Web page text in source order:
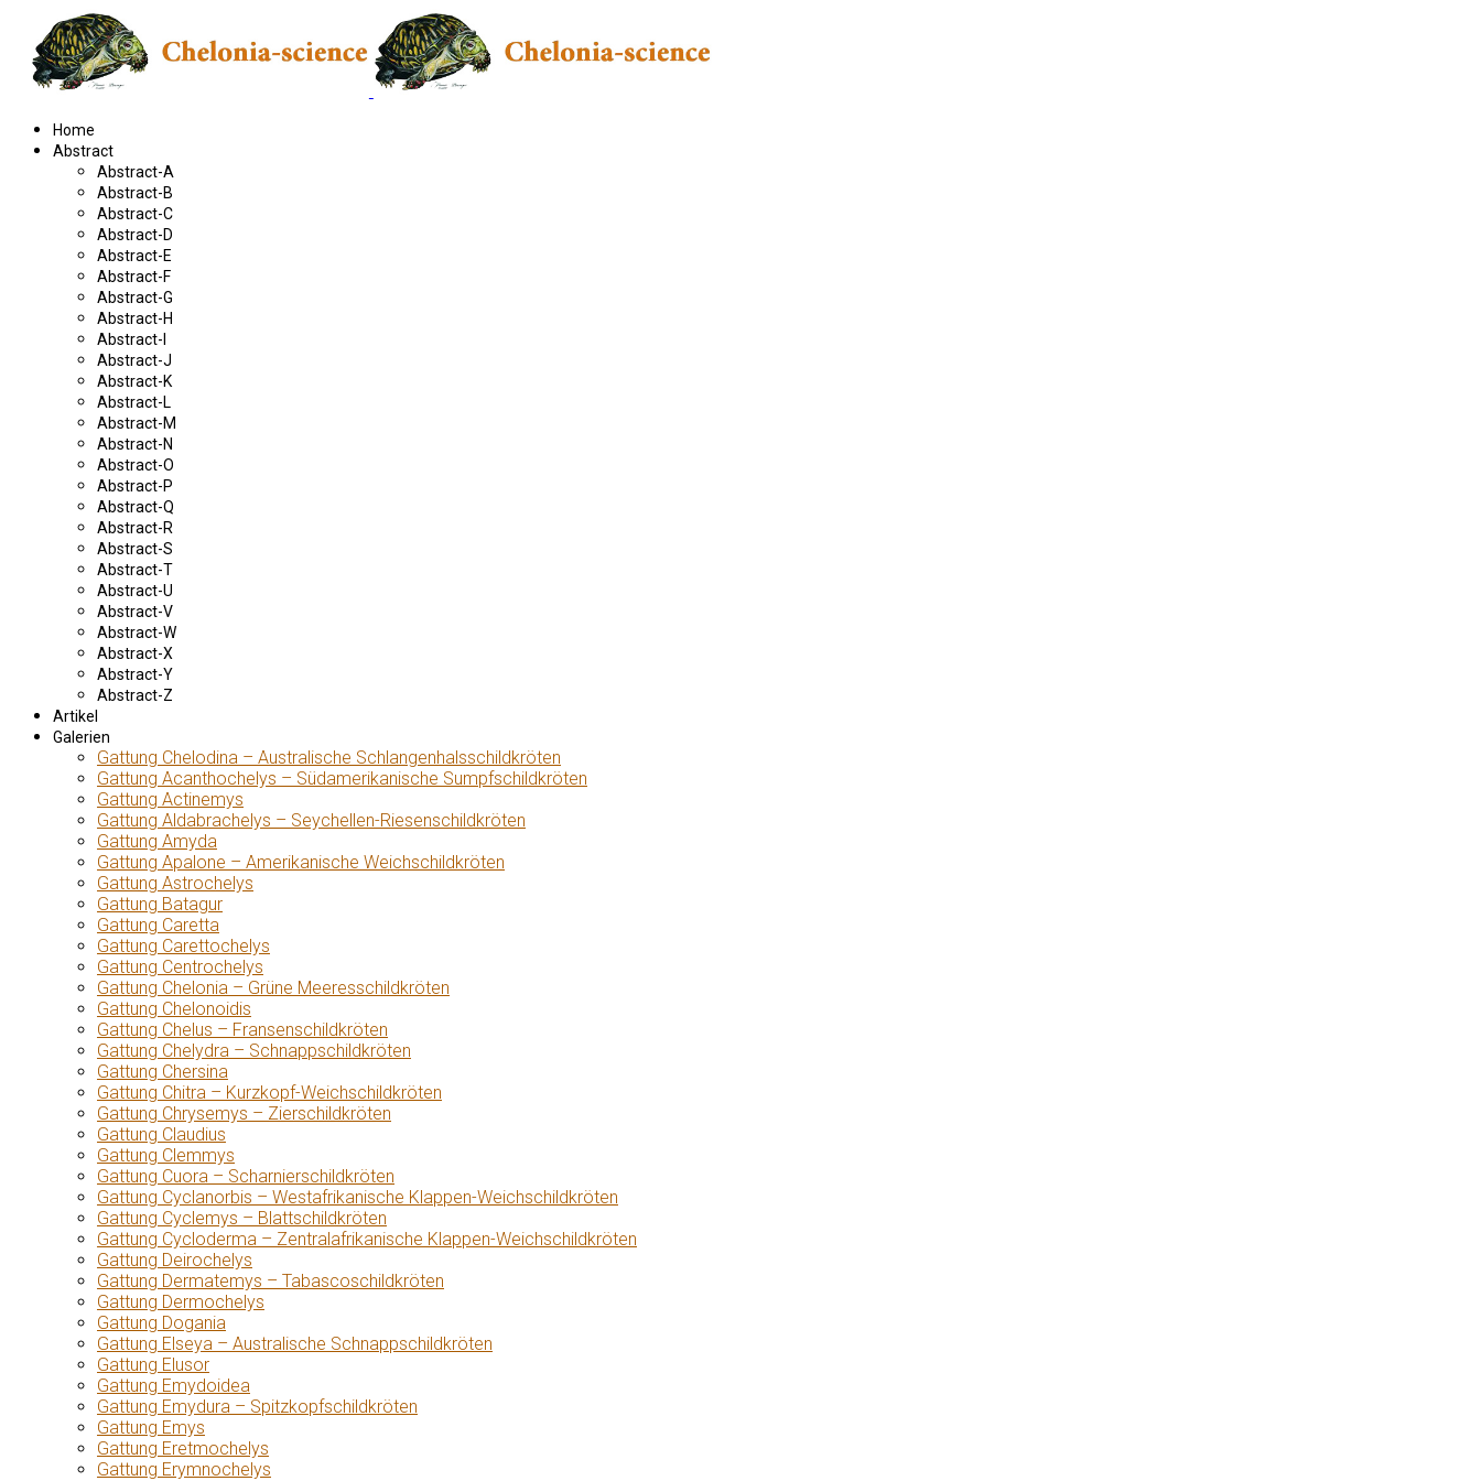
Home
Abstract
Abstract-A
Abstract-B
Abstract-C
Abstract-D
Abstract-E
Abstract-F
Abstract-G
Abstract-H
Abstract-I
Abstract-J
Abstract-K
Abstract-L
Abstract-M
Abstract-N
Abstract-O
Abstract-P
Abstract-Q
Abstract-R
Abstract-S
Abstract-T
Abstract-U
Abstract-V
Abstract-W
Abstract-X
Abstract-Y
Abstract-Z
Artikel
Galerien
Gattung Chelodina – Australische Schlangenhalsschildkröten
Gattung Acanthochelys – Südamerikanische Sumpfschildkröten
Gattung Actinemys
Gattung Aldabrachelys – Seychellen-Riesenschildkröten
Gattung Amyda
Gattung Apalone – Amerikanische Weichschildkröten
Gattung Astrochelys
Gattung Batagur
Gattung Caretta
Gattung Carettochelys
Gattung Centrochelys
Gattung Chelonia – Grüne Meeresschildkröten
Gattung Chelonoidis
Gattung Chelus – Fransenschildkröten
Gattung Chelydra – Schnappschildkröten
Gattung Chersina
Gattung Chitra – Kurzkopf-Weichschildkröten
Gattung Chrysemys – Zierschildkröten
Gattung Claudius
Gattung Clemmys
Gattung Cuora – Scharnierschildkröten
Gattung Cyclanorbis – Westafrikanische Klappen-Weichschildkröten
Gattung Cyclemys – Blattschildkröten
Gattung Cycloderma – Zentralafrikanische Klappen-Weichschildkröten
Gattung Deirochelys
Gattung Dermatemys – Tabascoschildkröten
Gattung Dermochelys
Gattung Dogania
Gattung Elseya – Australische Schnappschildkröten
Gattung Elusor
Gattung Emydoidea
Gattung Emydura – Spitzkopfschildkröten
Gattung Emys
Gattung Eretmochelys
Gattung Erymnochelys